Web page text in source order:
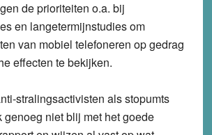
de prioriteiten o.a. bij
en langetermijnstudies om
van mobiel telefoneren op gedrag
effecten te bekijken.
stralingsactivisten als stopumts
niet blij met het goede